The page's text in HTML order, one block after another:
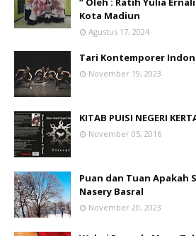
Kota Madiun
Agustus 17, 2024
Tari Kontemporer
November 19, 2023
KITAB PUISI NEGERI
November 05, 2016
Puan dan Tuan Apakah
Nasery Basral
November 20, 2023